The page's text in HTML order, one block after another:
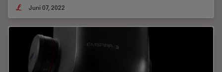
Juni 07, 2022